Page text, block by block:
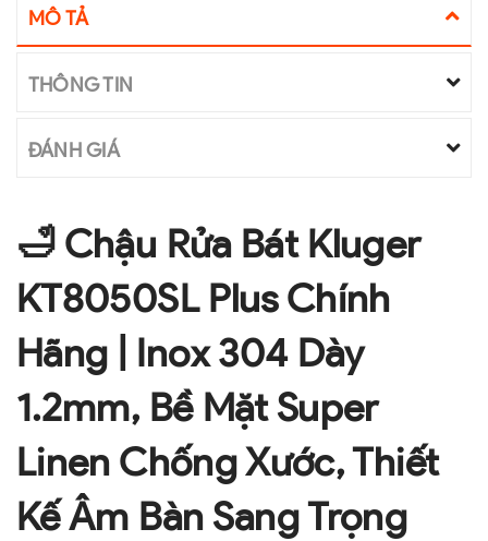
MÔ TẢ
THÔNG TIN
ĐÁNH GIÁ
🛁 Chậu Rửa Bát Kluger
KT8050SL Plus Chính
Hãng | Inox 304 Dày
1.2mm, Bề Mặt Super
Linen Chống Xước, Thiết
Kế Âm Bàn Sang Trọng